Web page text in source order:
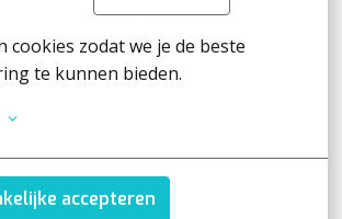
cookies zodat we je de beste
te kunnen bieden.
accepteren
ons zeker welkom!
met collega's om oplossingen te
je energie;
werken is voor jou geen
om deel te nemen aan de
op basis van een beurtrol (je wordt